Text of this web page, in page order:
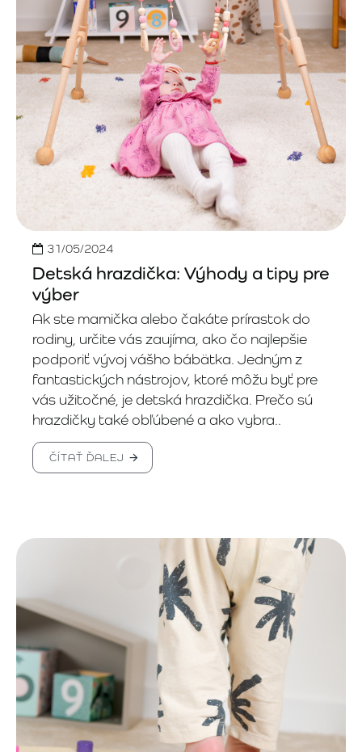
31/05/2024
Detská hrazdička: Výhody a tipy pre
výber
Ak ste mamička alebo čakáte prírastok do
rodiny, určite vás zaujíma, ako čo najlepšie
podporiť vývoj vášho bábätka. Jedným z
fantastických nástrojov, ktoré môžu byť pre
vás užitočné, je detská hrazdička. Prečo sú
hrazdičky také obľúbené a ako vybra..
ČÍTAŤ ĎALEJ